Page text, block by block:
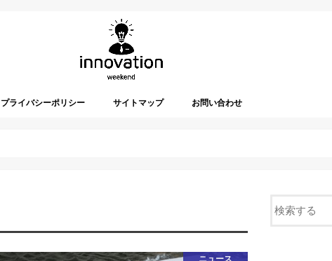
プライバシーポリシー サイトマップ お問い合わせ
ニュース